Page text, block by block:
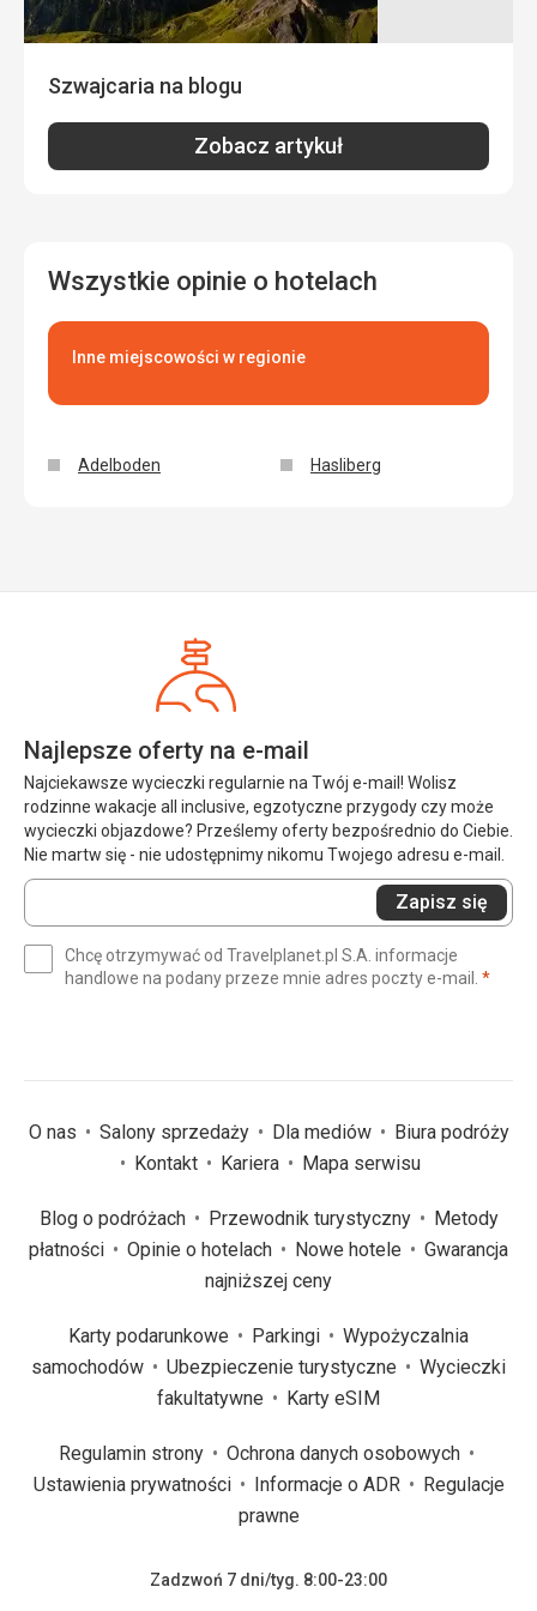
Szwajcaria na blogu
Zobacz artykuł
Wszystkie opinie o hotelach
Inne miejscowości w regionie
Adelboden Hasliberg
Najlepsze oferty na e-mail
Najciekawsze wycieczki regularnie na Twój e-mail! Wolisz
rodzinne wakacje all inclusive, egzotyczne przygody czy może
wycieczki objazdowe? Prześlemy oferty bezpośrednio do Ciebie.
Nie martw się - nie udostępnimy nikomu Twojego adresu e-mail.
Wprowadź
swój
(wymagane)
Zapisz się
Chcę otrzymywać od Travelplanet.pl S.A. informacje
handlowe na podany przeze mnie adres poczty e-mail. *
O nas Salony sprzedaży Dla mediów
Biura podróży
Kontakt
Kariera Mapa serwisu
Blog o podróżach Przewodnik turystyczny
Metody
płatności
Opinie o hotelach Nowe hotele
Gwarancja
najniższej ceny
Karty podarunkowe Parkingi
Wypożyczalnia
samochodów
Ubezpieczenie turystyczne
Wycieczki
fakultatywne
Karty eSIM
Regulamin strony
Ochrona danych osobowych
Ustawienia prywatności
Informacje o ADR
Regulacje
prawne
Zadzwoń 7 dni/tyg. 8:00-23:00